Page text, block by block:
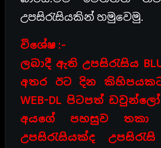
උපසිරැසියකින් හමුවෙමු.
විශේෂ :-
ලබාදී ඇති උපසිරැසිය
අතර ඊට දින
WEB-DL පිටපත්
අයගේ පහසුව තකා
උපසිරැසියක්ද